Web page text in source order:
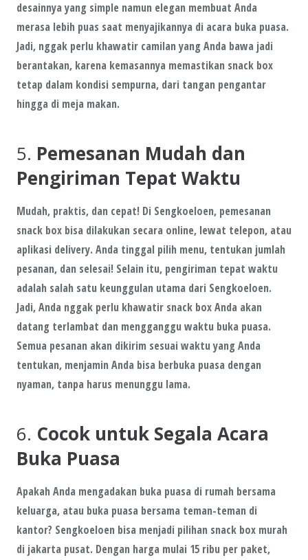
desainnya yang simple namun elegan membuat Anda
merasa lebih puas saat menyajikannya di acara buka puasa.
Jadi, nggak perlu khawatir camilan yang Anda bawa jadi
berantakan, karena kemasannya memastikan snack box
tetap dalam kondisi sempurna, dari tangan pengantar
hingga di meja makan.
5. Pemesanan Mudah dan
Pengiriman Tepat Waktu
Mudah, praktis, dan cepat! Di Sengkoeloen, pemesanan
snack box bisa dilakukan secara online, lewat telepon, atau
aplikasi delivery. Anda tinggal pilih menu, tentukan jumlah
pesanan, dan selesai! Selain itu, pengiriman tepat waktu
adalah salah satu keunggulan utama dari Sengkoeloen.
Jadi, Anda nggak perlu khawatir snack box Anda akan
datang terlambat dan mengganggu waktu buka puasa.
Semua pesanan akan dikirim sesuai waktu yang Anda
tentukan, menjamin Anda bisa berbuka puasa dengan
nyaman, tanpa harus menunggu lama.
6. Cocok untuk Segala Acara
Buka Puasa
Apakah Anda mengadakan buka puasa di rumah bersama
keluarga, atau buka puasa bersama teman-teman di
kantor? Sengkoeloen bisa menjadi pilihan snack box murah
di jakarta pusat. Dengan harga mulai 15 ribu per paket,